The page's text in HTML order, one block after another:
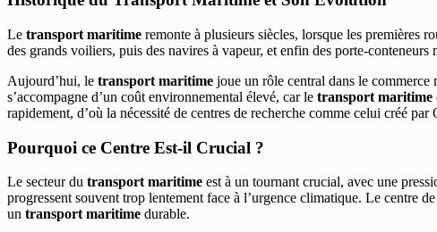
Le transport maritime remonte à plusieurs siècles, lorsque les premières
des grands voiliers, puis des navires à vapeur, et enfin des porte-conteneurs
Aujourd’hui, le transport maritime joue un rôle central dans le commerce
s’accompagne d’un coût environnemental élevé, car le transport maritime
rapidement, d’où la nécessité de centres de recherche comme celui créé
Pourquoi ce Centre Est-il Crucial ?
Le secteur du transport maritime est à un tournant crucial, avec une
progressent souvent trop lentement face à l’urgence climatique. Le centre
un transport maritime durable.